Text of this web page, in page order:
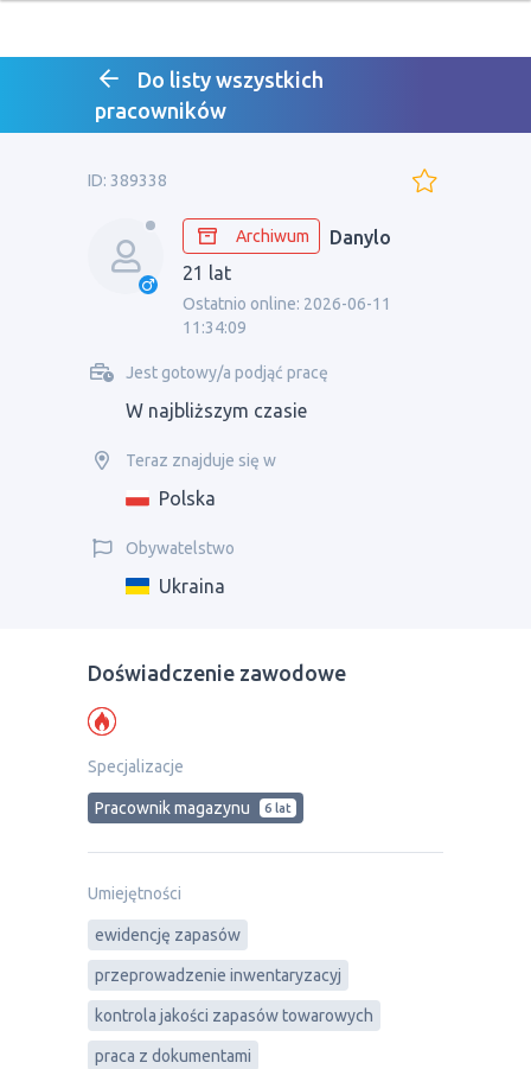
Do listy wszystkich
pracowników
ID: 389338
Archiwum
Danylo
21 lat
Ostatnio online: 2026-06-11
11:34:09
Jest gotowy/a podjąć pracę
W najbliższym czasie
Teraz znajduje się w
Polska
Obywatelstwo
Ukraina
Doświadczenie zawodowe
Specjalizacje
Рracownik magazynu 6 lat
Umiejętności
ewidencję zapasów
przeprowadzenie inwentaryzacyj
kontrola jakości zapasów towarowych
praca z dokumentami